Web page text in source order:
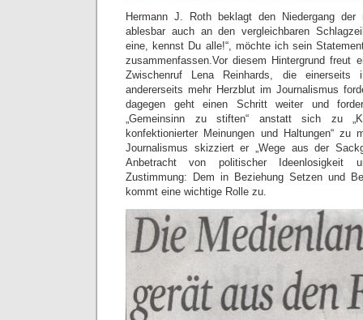
Hermann J. Roth beklagt den Niedergang der
ablesbar auch an den vergleichbaren
eine, kennst Du alle!“, möchte ich sein
zusammenfassen.Vor diesem Hintergrund freut
Zwischenruf Lena Reinhards, die einerseits
andererseits mehr Herzblut im Journalismus
dagegen geht einen Schritt weiter und
„Gemeinsinn zu stiften“ anstatt sich zu
konfektionierter Meinungen und Haltungen“ zu
Journalismus skizziert er „Wege aus der
Anbetracht von politischer Ideenlosigkeit
Zustimmung: Dem in Beziehung Setzen und
kommt eine wichtige Rolle zu.